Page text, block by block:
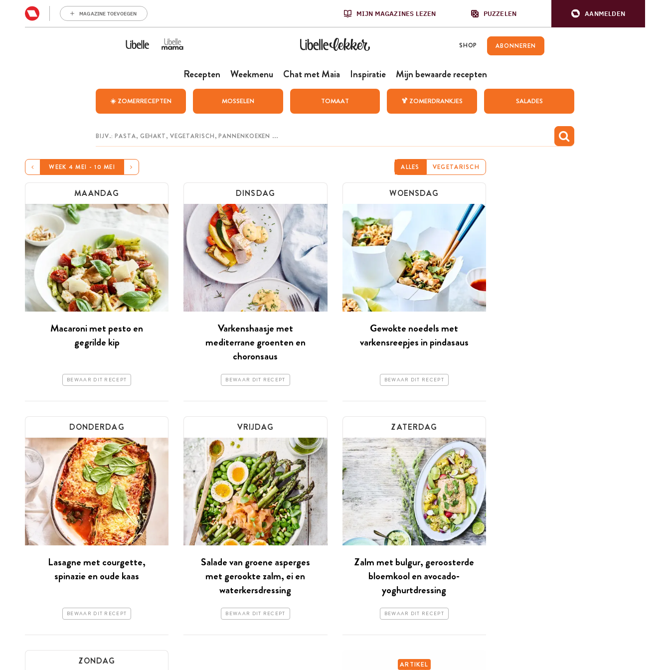
MAGAZINE TOEVOEGEN MIJN MAGAZINES LEZEN PUZZELEN AANMELDEN
SHOP ABONNEREN
Recepten Weekmenu Chat met Maia Inspiratie Mijn bewaarde recepten
☀️ ZOMERRECEPTEN MOSSELEN TOMAAT 🍹 ZOMERDRANKJES SALADES
WEEK 4 MEI - 10 MEI ALLES VEGETARISCH
MAANDAG
Macaroni met pesto en
gegrilde kip
BEWAAR DIT RECEPT
DINSDAG
Varkenshaasje met
mediterrane groenten en
choronsaus
BEWAAR DIT RECEPT
WOENSDAG
Gewokte noedels met
varkensreepjes in pindasaus
BEWAAR DIT RECEPT
DONDERDAG
Lasagne met courgette,
spinazie en oude kaas
BEWAAR DIT RECEPT
VRIJDAG
Salade van groene asperges
met gerookte zalm, ei en
waterkersdressing
BEWAAR DIT RECEPT
ZATERDAG
Zalm met bulgur, geroosterde
bloemkool en avocado-
yoghurtdressing
BEWAAR DIT RECEPT
ZONDAG ARTIKEL